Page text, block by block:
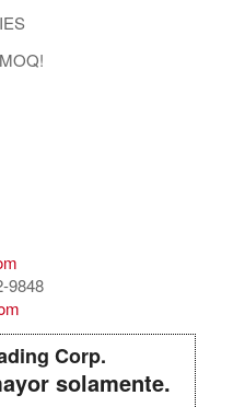
9848
Corp.
solamente.